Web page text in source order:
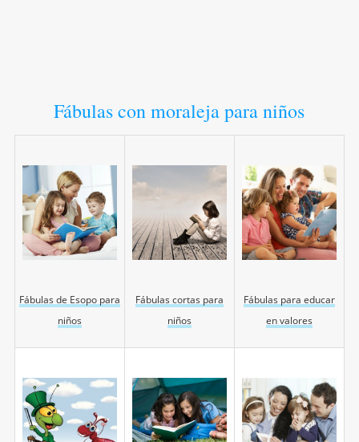
Fábulas con moraleja para niños
Fábulas de Esopo para
niños
Fábulas cortas para
niños
Fábulas para educar
en valores